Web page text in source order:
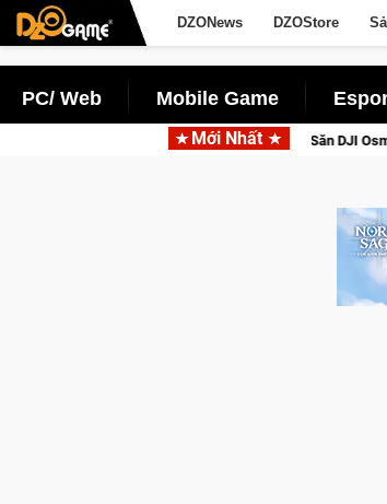
DZONews DZOStore
PC/ Web Mobile Game
Mới Nhất
Cửu Giới Thức Tỉnh, Săn DJI Osmo Pocket 3 Ngay Hôm